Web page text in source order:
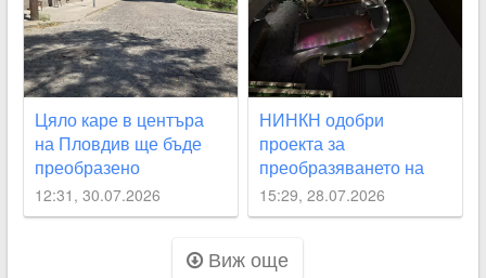
Цяло каре в центъра
на Пловдив ще бъде
преобразено
12:31, 30.07.2026
НИНКН одобри
проекта за
преобразяването на
подлез
“Археологически“
15:29, 28.07.2026
Виж още